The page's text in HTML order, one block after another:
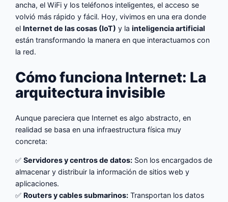
ancha, el WiFi y los teléfonos inteligentes, el acceso se
volvió más rápido y fácil. Hoy, vivimos en una era donde
el Internet de las cosas (IoT) y lainteligencia artificial
están transformando la manera en que interactuamos con
la red.
Cómo funciona Internet: La
arquitectura invisible
Aunque pareciera que Internet es algo abstracto, en
realidad se basa en una infraestructura física muy
concreta:
✅Servidores y centros de datos: Son los encargados de
almacenar y distribuir la información de sitios web y
aplicaciones.
✅Routers y cables submarinos: Transportan los datos